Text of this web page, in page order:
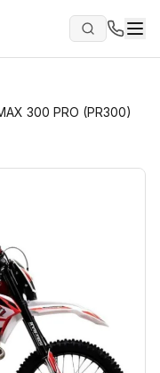
300 PRO (PR300)